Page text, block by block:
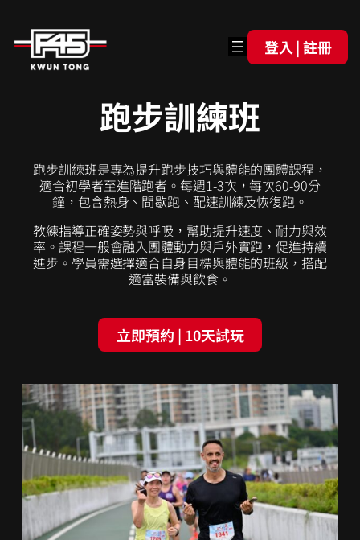
登入 | 註冊
跑步訓練班
跑步訓練班是專為提升跑步技巧與體能的團體課程，
適合初學者至進階跑者。每週1-3次，每次60-90分
鐘，包含熱身、間歇跑、配速訓練及恢復跑。
教練指導正確姿勢與呼吸，幫助提升速度、耐力與效
率。課程一般會融入團體動力與戶外實跑，促進持續
進步。學員需選擇適合自身目標與體能的班級，搭配
適當裝備與飲食。
立即預約 | 10天試玩